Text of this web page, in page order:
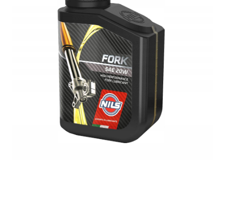
Polityka prywatności